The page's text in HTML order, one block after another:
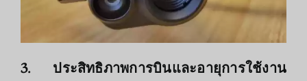
3. ประสิทธิภาพการบินและอายุการใช้งาน